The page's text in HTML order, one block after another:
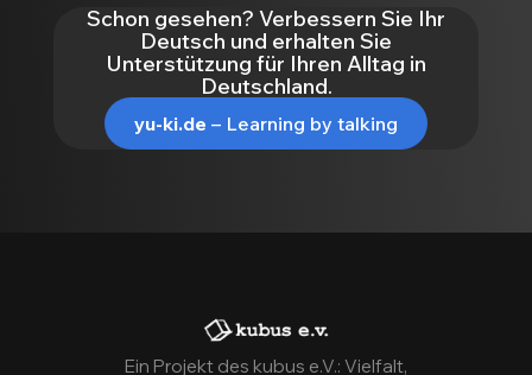
Ein Projekt des kubus e.V.: Vielfalt,
Schon gesehen? Verbessern Sie Ihr
Deutsch und erhalten Sie
Unterstützung für Ihren Alltag in
Deutschland.
yu-ki.de – Learning by talking